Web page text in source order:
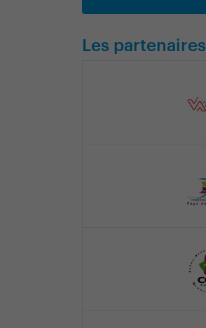
Les partenaires